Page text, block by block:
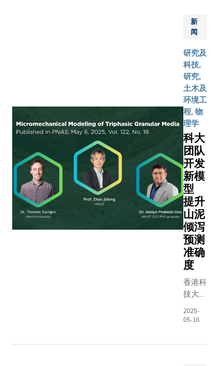
科研平台
上成立
空机械人
与能源中
心」，由
科大主
导，负责
推动跨院
校与跨地
域合作。
科大「香
港操作机
械人」将
与本地、
内地及海
外多所大
学及航天
科研机构
共同研
发，致力
于推动航
天技术全
生命周期
念设计、
研发、制
first
global
his
his alma
Hong
and
(HKUST).
驶车（自
能像人类
判断复杂
这项崭新
将整体交
降低
对于行人
者等高风
来说，潜
更大幅减
51.7%。
时，自驾
身风险也
8.3%，
驾驶技术
性迈进一
现行自动
统的一大
在于其「
单」风险
制，即每
比较两个
无法像人
路上的多
新
闻
研究及
科技,
研究,
土木及
环境工
程, 物
理学
科大
团队
开发
新模
型
提升
山泥
倾泻
预测
准确
度
香港科
技大学
大）工
2025-
05-16